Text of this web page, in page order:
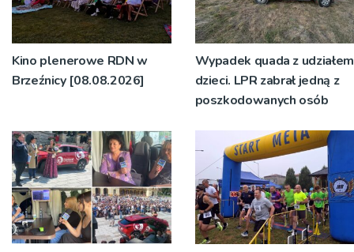
Kino plenerowe RDN w
Brzeźnicy [08.08.2026]
Wypadek quada z udziałem
dzieci. LPR zabrał jedną z
poszkodowanych osób